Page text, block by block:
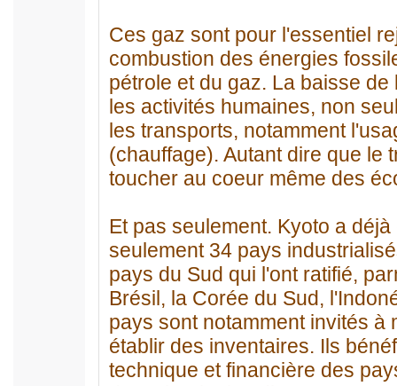
Ces gaz sont pour l'essentiel
combustion des énergies
pétrole et du gaz. La baisse
les activités humaines, non
les transports, notamment
(chauffage). Autant dire que le
toucher au coeur même des
Et pas seulement. Kyoto a
seulement 34 pays
pays du Sud qui l'ont ratifié,
Brésil, la Corée du Sud,
pays sont notamment invités à
établir des inventaires. Ils
technique et financière des